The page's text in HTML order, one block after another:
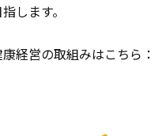
します。
経営の取組みはこちら：